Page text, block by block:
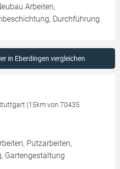
Arbeiten,
Durchführung
in Eberdingen vergleichen
(15km von 70435
Putzarbeiten,
Gartengestaltung